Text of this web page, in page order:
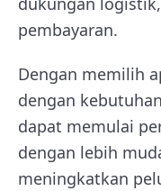
pembayaran.
Dengan memilih
dengan
dapat memulai
dengan lebih
meningkatkan